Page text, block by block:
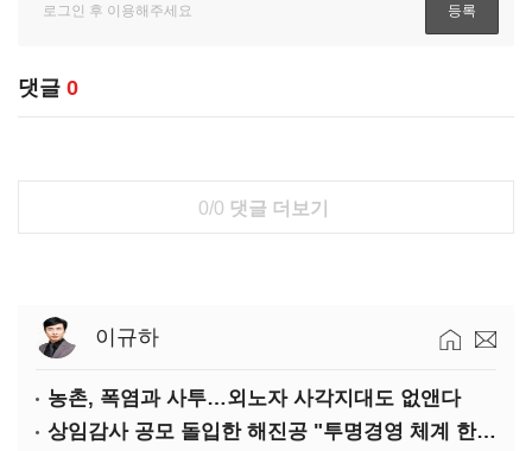
댓글 0
0/0 댓글 더보기
이규하
농촌, 폭염과 사투…외노자 사각지대도 없앤다
상임감사 공모 돌입한 해진공 "투명경영 체계 한층 강화"